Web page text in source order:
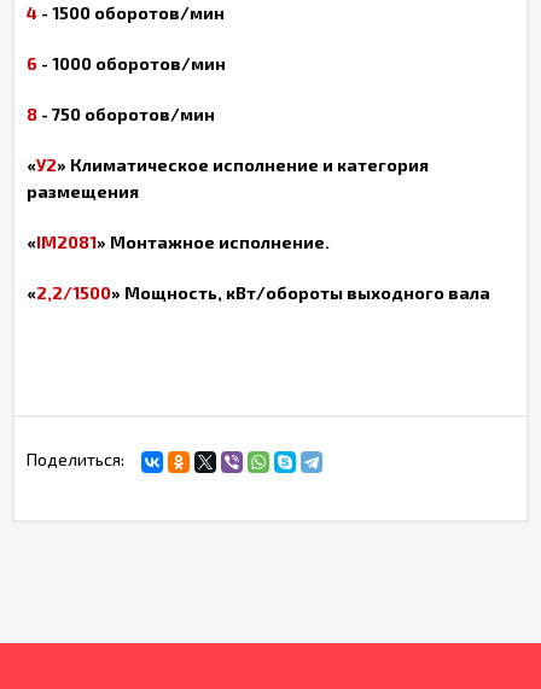
4 - 1500 оборотов/мин
6 - 1000 оборотов/мин
8 - 750 оборотов/мин
«У2» Климатическое исполнение и категория
размещения
«IM2081» Монтажное исполнение.
«2,2/1500» Мощность, кВт/обороты выходного вала
Поделиться: